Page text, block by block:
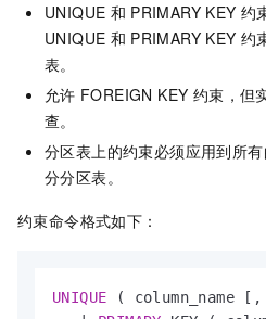
UNIQUE 和 PRIMARY KEY 约
UNIQUE 和 PRIMARY KEY 约
表。
允许 FOREIGN KEY 约束，但
查。
分区表上的约束必须应用到所
分分区表。
约束命令格式如下：
UNIQUE (